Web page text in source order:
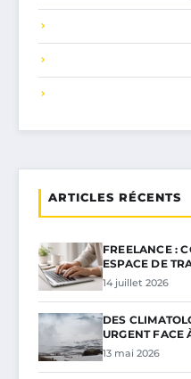
ARTICLES RÉCENTS
FREELANCE :
ESPACE DE
14 juillet 2026
DES
URGENT FACE
13 mai 2026